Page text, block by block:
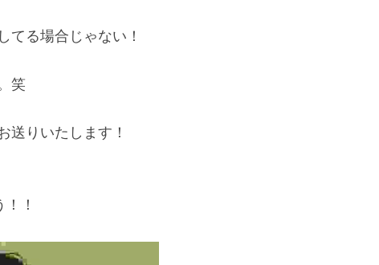
る場合じゃない！
笑
りいたします！
！